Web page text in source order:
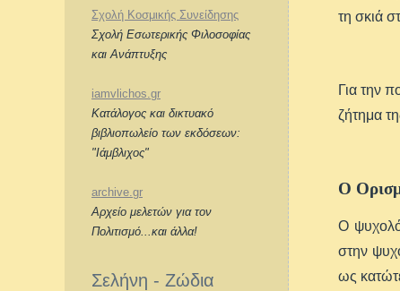
Σχολή Κοσμικής Συνείδησης
Σχολή Εσωτερικής Φιλοσοφίας
και Ανάπτυξης
iamvlichos.gr
Κατάλογος και δικτυακό
βιβλιοπωλείο των εκδόσεων:
"Ιάμβλιχος"
archive.gr
Αρχείο μελετών για τον
Πολιτισμό...και άλλα!
Σελήνη - Ζώδια
τη σκιά
Για την
ζήτημα
Ο
Ο
στην
ως